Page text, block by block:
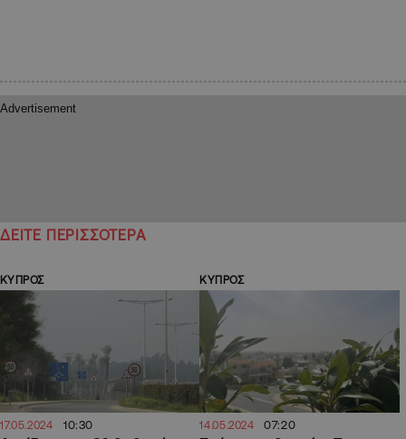
ΔΕΙΤΕ ΠΕΡΙΣΣΟΤΕΡΑ
ΚΥΠΡΟΣ
17.05.2024 10:30
ΚΥΠΡΟΣ
14.05.2024 07:20